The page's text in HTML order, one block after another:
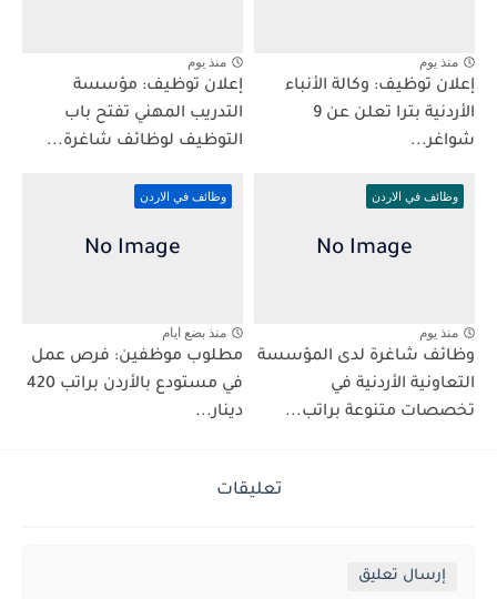
منذ يوم
إعلان توظيف: وكالة الأنباء
الأردنية بترا تعلن عن 9
شواغر...
منذ يوم
إعلان توظيف: مؤسسة
التدريب المهني تفتح باب
التوظيف لوظائف شاغرة...
وظائف في الاردن
منذ يوم
وظائف شاغرة لدى المؤسسة
التعاونية الأردنية في
تخصصات متنوعة براتب...
وظائف في الاردن
منذ بضع ايام
مطلوب موظفين: فرص عمل
في مستودع بالأردن براتب 420
دينار...
تعليقات
إرسال تعليق